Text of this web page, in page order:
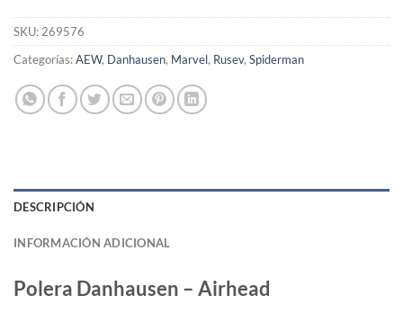
SKU:269576
Categorías:AEW, Danhausen, Marvel, Rusev, Spiderman
DESCRIPCIÓN
INFORMACIÓN ADICIONAL
Polera Danhausen – Airhead